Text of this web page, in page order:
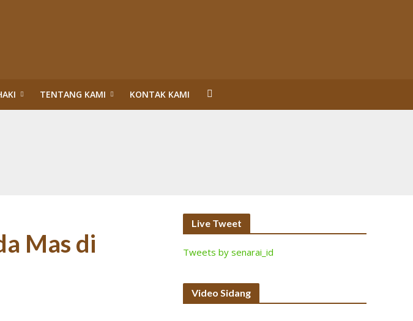
TENTANG KAMI KONTAK KAMI
Bisnis dan HAM
Mas di
Live Tweet
Tweets by senarai_id
Video Sidang